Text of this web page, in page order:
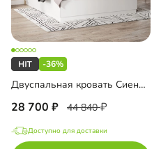
гарнитур
кровать-36%
Двуспальная кровать Сиена-160
28 700 44 840
Доступно для доставки